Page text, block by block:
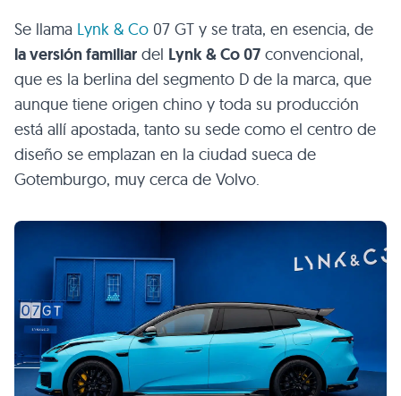
Se llama Lynk & Co 07 GT y se trata, en esencia, de
la versión familiar del Lynk & Co 07 convencional,
que es la berlina del segmento D de la marca, que
aunque tiene origen chino y toda su producción
está allí apostada, tanto su sede como el centro de
diseño se emplazan en la ciudad sueca de
Gotemburgo, muy cerca de Volvo.